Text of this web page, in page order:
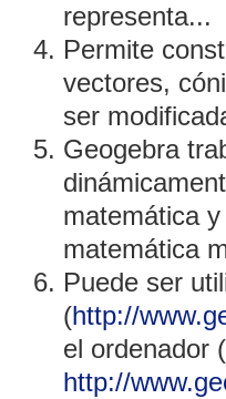
representa...
Permite
vectores,
ser
Geogebra
matemática
matemática
Puede ser
(http://
el ordenador
http://